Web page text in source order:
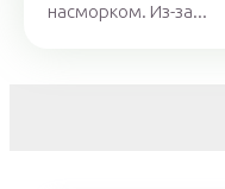
насморком. Из-за...